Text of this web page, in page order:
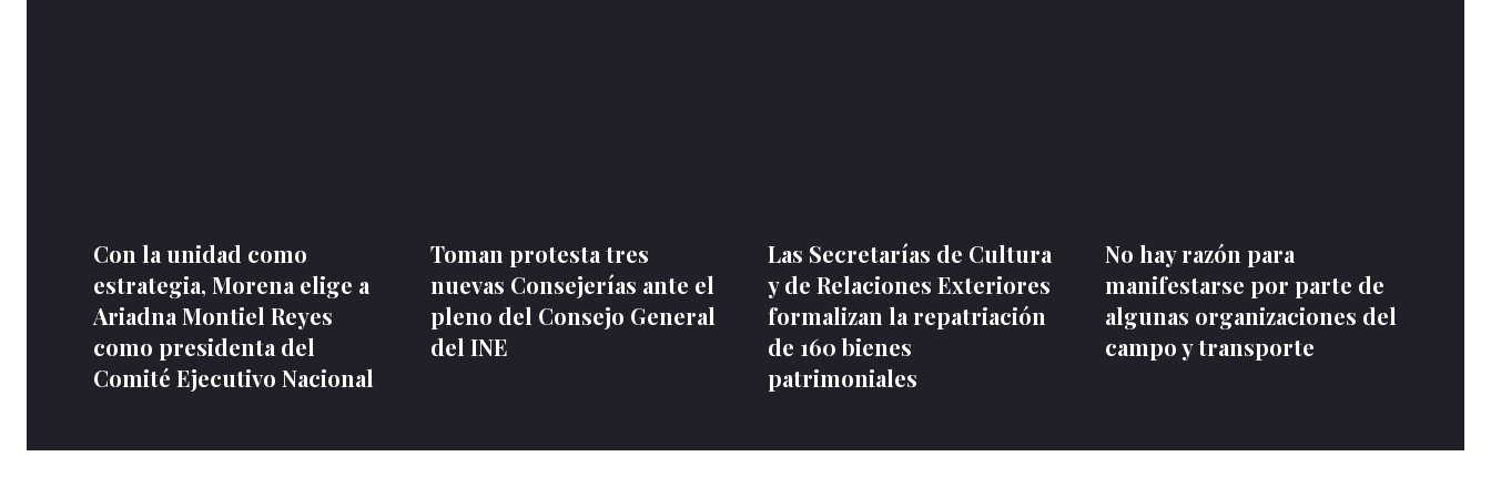
Con la unidad como
estrategia, Morena elige a
Ariadna Montiel Reyes
como presidenta del
Comité Ejecutivo Nacional
Toman protesta tres
nuevas Consejerías ante el
pleno del Consejo General
del INE
Las Secretarías de Cultura
y de Relaciones Exteriores
formalizan la repatriación
de 160 bienes
patrimoniales
No hay razón para
manifestarse por parte de
algunas organizaciones del
campo y transporte